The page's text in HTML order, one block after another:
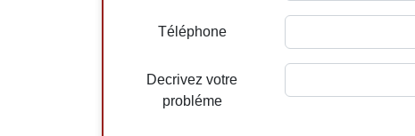
Téléphone
Decrivez votre
probléme